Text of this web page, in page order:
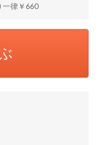
一律￥660